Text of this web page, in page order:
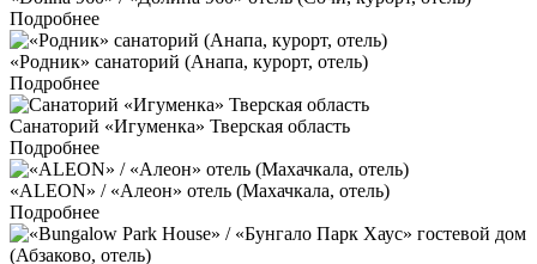
Подробнее
«Родник» санаторий (Анапа, курорт, отель)
Подробнее
Санаторий «Игуменка» Тверская область
Подробнее
«ALEON» / «Алеон» отель (Махачкала, отель)
Подробнее